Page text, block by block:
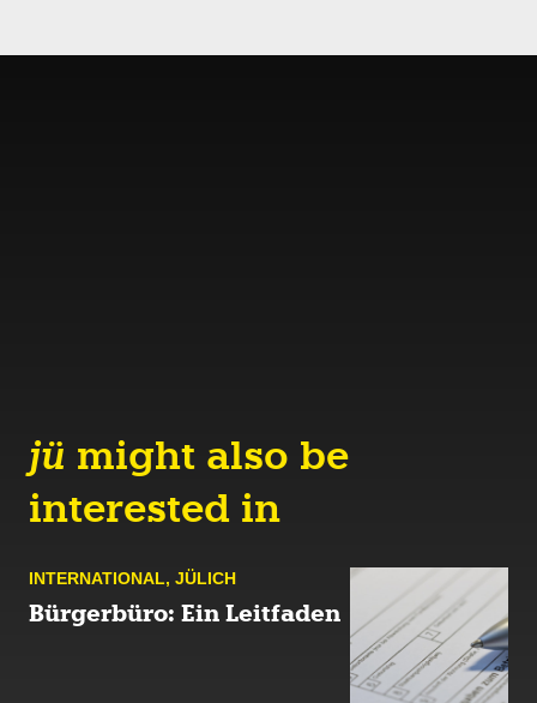
jü might also be
interested in
INTERNATIONAL, JÜLICH
Bürgerbüro: Ein Leitfaden